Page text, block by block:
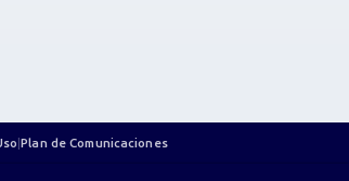
|Plan de Comunicaciones